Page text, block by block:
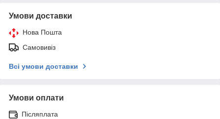
Умови доставки
Нова Пошта
Самовивіз
Всі умови доставки
Умови оплати
Післяплата